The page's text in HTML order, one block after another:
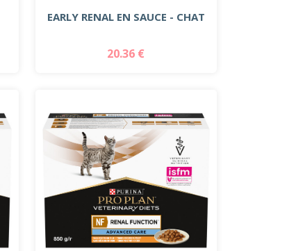
EARLY RENAL EN SAUCE - CHAT
20.36 €